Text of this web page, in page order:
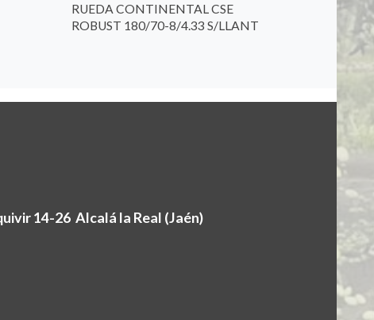
RUEDA CONTINENTAL CSE
ROBUST 180/70-8/4.33 S/LLANT
14-26 Alcalá la Real (Jaén)